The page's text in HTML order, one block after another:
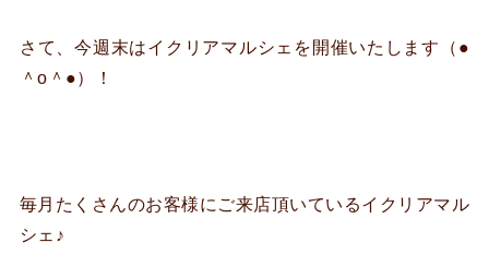
さて、今週末はイクリアマルシェを開催いたします（●
＾o＾●）！
毎月たくさんのお客様にご来店頂いているイクリアマル
シェ♪